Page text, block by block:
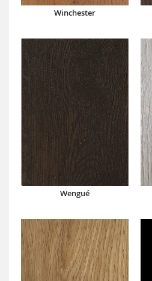
Winchester
Wengué